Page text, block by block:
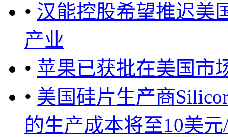
• 汉能控股希望推迟美
产业
• 苹果已获批在美国市
• 美国硅片生产商
的生产成本将至10美